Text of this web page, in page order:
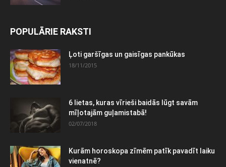
POPULĀRIE RAKSTI
Ļoti garšīgas un gaisīgas pankūkas
18/11/2015
6 lietas, kuras vīrieši baidās lūgt savām
mīļotajām guļamistabā!
02/07/2018
Kurām horoskopa zīmēm patīk pavadīt laiku
vienatnē?